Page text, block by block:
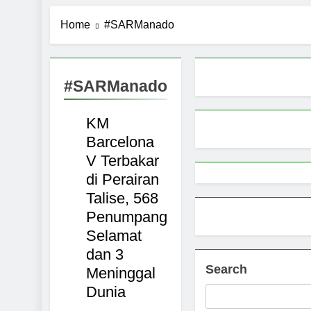
Pemprov
9 Months Ago
Home #SARManado
#SARManado
SANGIHE
SULAWESI
KM
Barcelona
V Terbakar
di Perairan
Talise, 568
Penumpang
Selamat
dan 3
Meninggal
Dunia
Search